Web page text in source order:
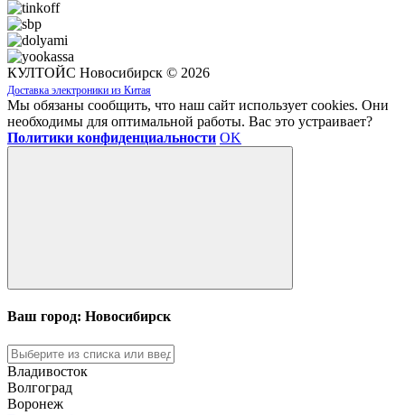
КУЛТОЙС Новосибирск © 2026
Доставка электроники из Китая
Мы обязаны сообщить, что наш сайт использует cookies. Они
необходимы для оптимальной работы. Вас это устраивает?
Политики конфиденциальности OK
Ваш город: Новосибирск
Владивосток
Волгоград
Воронеж